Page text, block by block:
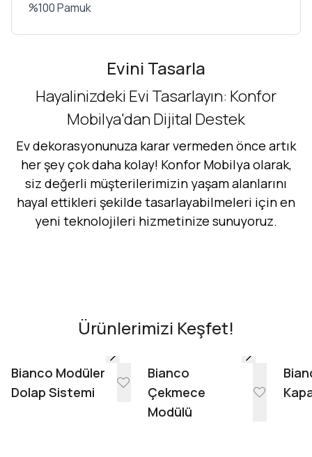
%100 Pamuk
Evini Tasarla
Hayalinizdeki Evi Tasarlayın: Konfor
Mobilya'dan Dijital Destek
Ev dekorasyonunuza karar vermeden önce artık
her şey çok daha kolay! Konfor Mobilya olarak,
siz değerli müşterilerimizin yaşam alanlarını
hayal ettikleri şekilde tasarlayabilmeleri için en
yeni teknolojileri hizmetinize sunuyoruz.
Evinde Gör + AR
Ürünlerimizi Keşfet!
Bianco Modüler
Dolap Sistemi
Bianco
Çekmece
Modülü